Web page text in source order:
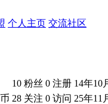
个人主页 交流社区
10 粉丝 0 注册 14年10
28 关注 0 访问 25年11